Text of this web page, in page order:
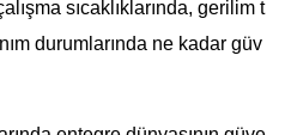
sıcaklıklarında, gerilim t
durumlarında ne kadar güv